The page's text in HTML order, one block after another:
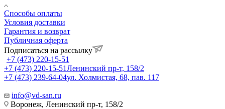
Способы оплаты
Условия доставки
Гарантия и возврат
Публичная оферта
Подписаться на рассылку
+7 (473) 220-15-51
+7 (473) 220-15-51Ленинский пр-т, 158/2
+7 (473) 239-64-04ул. Холмистая, 68, пав. 117
info@vd-san.ru
Воронеж, Ленинский пр-т, 158/2